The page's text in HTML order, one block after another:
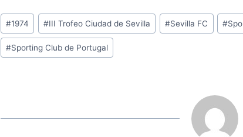
Etiquetas
de
la
#1974 #III Trofeo Ciudad de Sevilla #Sevilla FC #
#Sporting Club de Portugal